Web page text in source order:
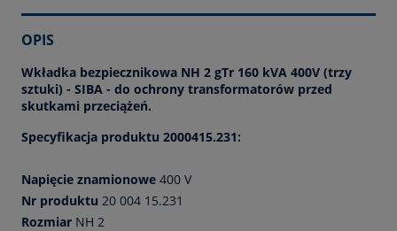
OPIS
Wkładka bezpiecznikowa NH 2 gTr 160 kVA 400V (trzy
sztuki) - SIBA - do ochrony transformatorów przed
skutkami przeciążeń.
Specyfikacja produktu 2000415.231:
Napięcie znamionowe 400 V
Nr produktu 20 004 15.231
Rozmiar NH 2